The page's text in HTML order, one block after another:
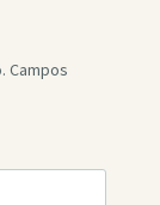
Campos